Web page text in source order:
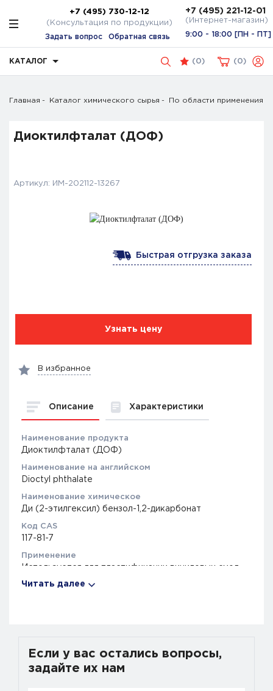
+7 (495) 730-12-12
(Консультация по продукции)
Задать вопрос Обратная связь
+7 (495) 221-12-01
(Интернет-магазин)
9:00 - 18:00 [ПН - ПТ]
КАТАЛОГ (0) 0
Главная Каталог химического сырья По области применения
Диоктилфталат (ДОФ)
Артикул: ИМ-202112-13267
Быстрая отгрузка заказа
Узнать цену
В избранное
Описание Характеристики
Наименование продукта
Диоктилфталат (ДОФ)
Наименование на английском
Dioctyl phthalate
Наименование химическое
Ди (2-этилгексил) бензол-1,2-дикарбонат
Код CAS
117-81-7
Применение
Используется для пластификации виниловых смол,
сополимеров винилхлорида, поливинилиденхлорида
Синонимы
Бис-(2-Этилгексил)фталат, DOP, dioctylphthalate,
Читать далее
Если у вас остались вопросы,
задайте их нам